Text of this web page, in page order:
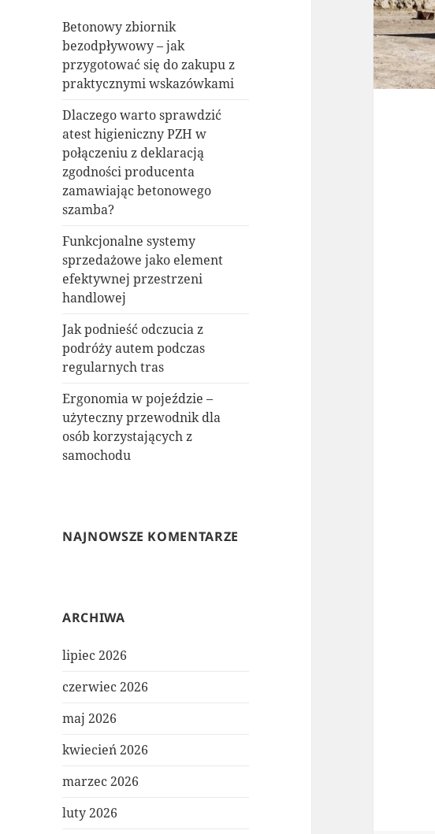
Betonowy zbiornik
bezodpływowy – jak
przygotować się do zakupu z
praktycznymi wskazówkami
Dlaczego warto sprawdzić
atest higieniczny PZH w
połączeniu z deklaracją
zgodności producenta
zamawiając betonowego
szamba?
Funkcjonalne systemy
sprzedażowe jako element
efektywnej przestrzeni
handlowej
Jak podnieść odczucia z
podróży autem podczas
regularnych tras
Ergonomia w pojeździe –
użyteczny przewodnik dla
osób korzystających z
samochodu
NAJNOWSZE KOMENTARZE
ARCHIWA
lipiec 2026
czerwiec 2026
maj 2026
kwiecień 2026
marzec 2026
luty 2026